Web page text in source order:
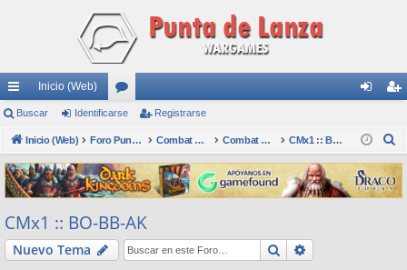
nl
ac
es
rá
pi
do
Inicio (Web)
or
os nti
fic
ar
ist
ra
rs
Buscar Identificarse Registrarse
Inicio (Web) Foro Punta de Lanza Wargames Combat Mission Combat Mission (CMx2) CMx1 :: BO-BB-AK
s
c
CMx1 :: BO-BB-AK
Nuevo Tema Buscar